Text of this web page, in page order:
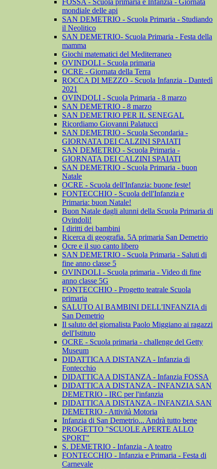
FOSSA - Scuola primaria e Infanzia - Giornata
mondiale delle api
SAN DEMETRIO - Scuola Primaria - Studiando
il Neolitico
SAN DEMETRIO- Scuola Primaria - Festa della
mamma
Giochi matematici del Mediterraneo
OVINDOLI - Scuola primaria
OCRE - Giornata della Terra
ROCCA DI MEZZO - Scuola Infanzia - Dantedì
2021
OVINDOLI - Scuola Primaria - 8 marzo
SAN DEMETRIO - 8 marzo
SAN DEMETRIO PER IL SENEGAL
Ricordiamo Giovanni Palatucci
SAN DEMETRIO - Scuola Secondaria -
GIORNATA DEI CALZINI SPAIATI
SAN DEMETRIO - Scuola Primaria -
GIORNATA DEI CALZINI SPAIATI
SAN DEMETRIO - Scuola Primaria - buon
Natale
OCRE - Scuola dell'Infanzia: buone feste!
FONTECCHIO - Scuola dell'Infanzia e
Primaria: buon Natale!
Buon Natale dagli alunni della Scuola Primaria di
Ovindoli!
I diritti dei bambini
Ricerca di geografia. 5A primaria San Demetrio
Ocre e il suo canto libero
SAN DEMETRIO - Scuola Primaria - Saluti di
fine anno classe 5
OVINDOLI - Scuola primaria - Video di fine
anno classe 5G
FONTECCHIO - Progetto teatrale Scuola
primaria
SALUTO AI BAMBINI DELL'INFANZIA di
San Demetrio
Il saluto del giornalista Paolo Miggiano ai ragazzi
dell'Istituto
OCRE - Scuola primaria - challenge del Getty
Museum
DIDATTICA A DISTANZA - Infanzia di
Fontecchio
DIDATTICA A DISTANZA - Infanzia FOSSA
DIDATTICA A DISTANZA - INFANZIA SAN
DEMETRIO - IRC per l'infanzia
DIDATTICA A DISTANZA - INFANZIA SAN
DEMETRIO - Attività Motoria
Infanzia di San Demetrio... Andrà tutto bene
PROGETTO "SCUOLE APERTE ALLO
SPORT"
S. DEMETRIO - Infanzia - A teatro
FONTECCHIO - Infanzia e Primaria - Festa di
Carnevale